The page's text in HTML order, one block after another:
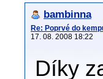
bambinna
Re: Poprvé do
17. 08. 2008 18:22
Díky